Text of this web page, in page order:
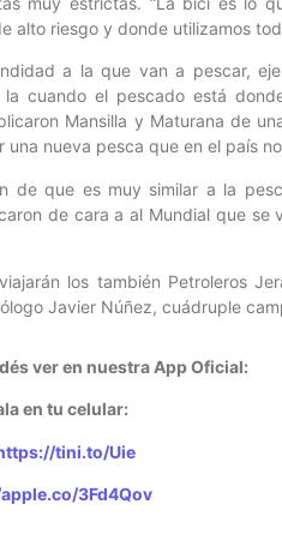
riesgo y donde utilizamos
a la que van a pescar,
cuando el pescado está
Mansilla y Maturana de
nueva pesca que en el país
de que es muy similar a la
de cara a al Mundial que
los también Petroleros
Javier Núñez, cuádruple
ver en nuestra App Oficial:
en tu celular:
tini.to/Uie
3Fd4Qov